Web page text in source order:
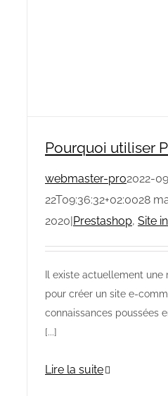
Pourquoi utiliser
webmaster-pro2022-
22T09:36:32+02:0028
2020|Prestashop, Site
Il existe actuellement
pour créer un site e-
connaissances poussées
[...]
Lire la suite